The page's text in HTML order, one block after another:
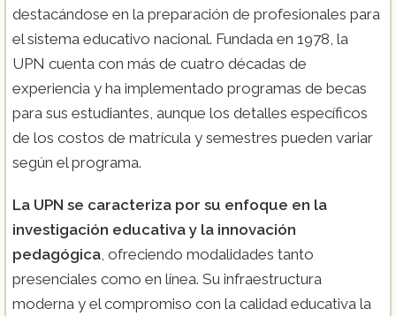
destacándose en la preparación de profesionales para
el sistema educativo nacional. Fundada en 1978, la
UPN cuenta con más de cuatro décadas de
experiencia y ha implementado programas de becas
para sus estudiantes, aunque los detalles específicos
de los costos de matrícula y semestres pueden variar
según el programa.
La UPN se caracteriza por su enfoque en la
investigación educativa y la innovación
pedagógica, ofreciendo modalidades tanto
presenciales como en línea. Su infraestructura
moderna y el compromiso con la calidad educativa la